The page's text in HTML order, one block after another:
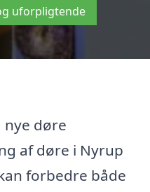
uforpligtende
nye døre
af døre i Nyrup
forbedre både